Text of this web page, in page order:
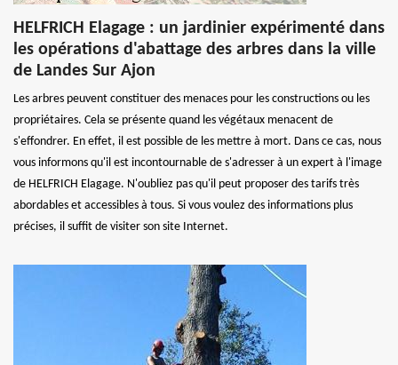
HELFRICH Elagage : un jardinier expérimenté dans
les opérations d'abattage des arbres dans la ville
de Landes Sur Ajon
Les arbres peuvent constituer des menaces pour les constructions ou les
propriétaires. Cela se présente quand les végétaux menacent de
s'effondrer. En effet, il est possible de les mettre à mort. Dans ce cas, nous
vous informons qu'il est incontournable de s'adresser à un expert à l'image
de HELFRICH Elagage. N'oubliez pas qu'il peut proposer des tarifs très
abordables et accessibles à tous. Si vous voulez des informations plus
précises, il suffit de visiter son site Internet.